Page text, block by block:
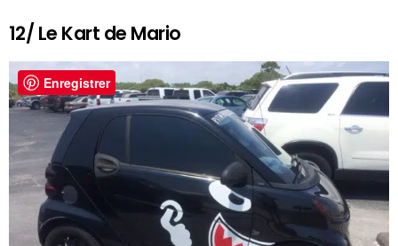
12/ Le Kart de Mario
Enregistrer